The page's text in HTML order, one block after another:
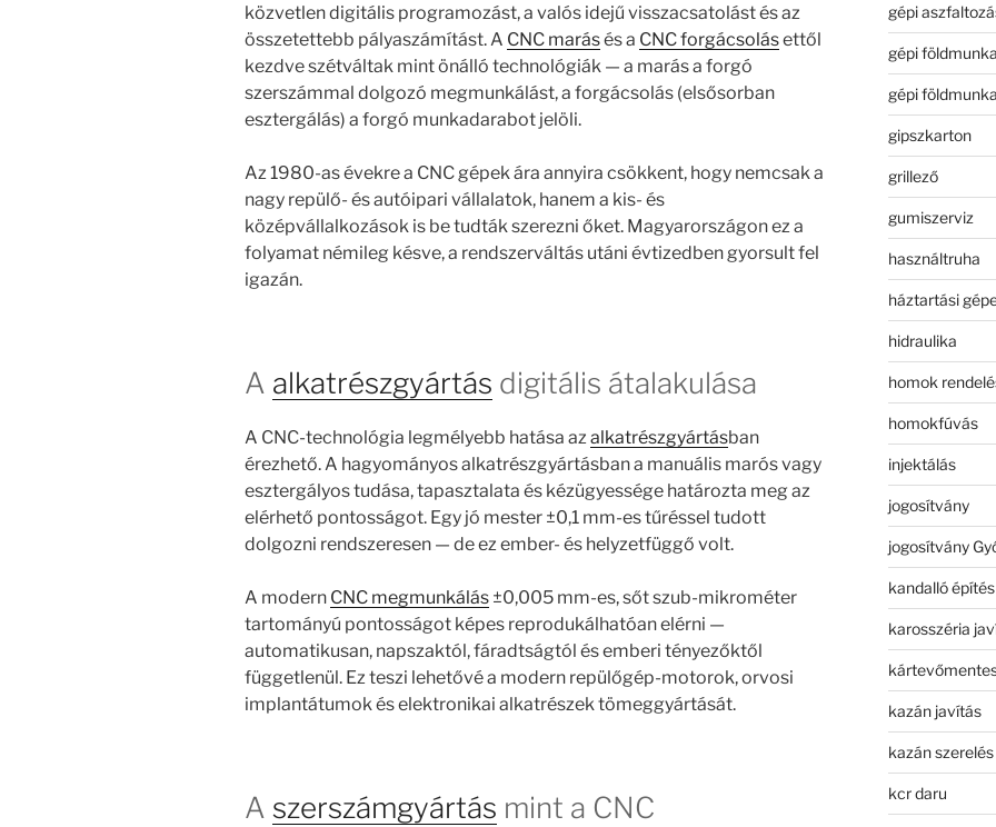
közvetlen digitális programozást, a valós idejű visszacsatolást és az
összetettebb pályaszámítást. A CNC marásés a CNC forgácsolásettől
kezdve szétváltak mint önálló technológiák — a marás a forgó
szerszámmal dolgozó megmunkálást, a forgácsolás (elsősorban
esztergálás) a forgó munkadarabot jelöli.
Az 1980-as évekre a CNC gépek ára annyira csökkent, hogy nemcsak a
nagy repülő- és autóipari vállalatok, hanem a kis- és
középvállalkozások is be tudták szerezni őket. Magyarországon ez a
folyamat némileg késve, a rendszerváltás utáni évtizedben gyorsult fel
igazán.
A alkatrészgyártás digitális átalakulása
A CNC-technológia legmélyebb hatása azalkatrészgyártásban
érezhető. A hagyományos alkatrészgyártásban a manuális marós vagy
esztergályos tudása, tapasztalata és kézügyessége határozta meg az
elérhető pontosságot. Egy jó mester ±0,1 mm-es tűréssel tudott
dolgozni rendszeresen — de ez ember- és helyzetfüggő volt.
A modern CNC megmunkálás ±0,005 mm-es, sőt szub-mikrométer
tartományú pontosságot képes reprodukálhatóan elérni —
automatikusan, napszaktól, fáradtságtól és emberi tényezőktől
függetlenül. Ez teszi lehetővé a modern repülőgép-motorok, orvosi
implantátumok és elektronikai alkatrészek tömeggyártását.
A szerszámgyártás mint a CNC
gépi
gépi földmunka
gépi
gipszkarton
grillező
gumiszerviz
használtruha
háztartási
hidraulika
homok
homokfúvás
injektálás
jogosítvány
jogosítvány
kandalló építés
karosszéria
kazán javítás
kazán szerelés
kcr daru